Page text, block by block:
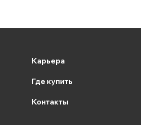
Карьера
Где купить
Контакты